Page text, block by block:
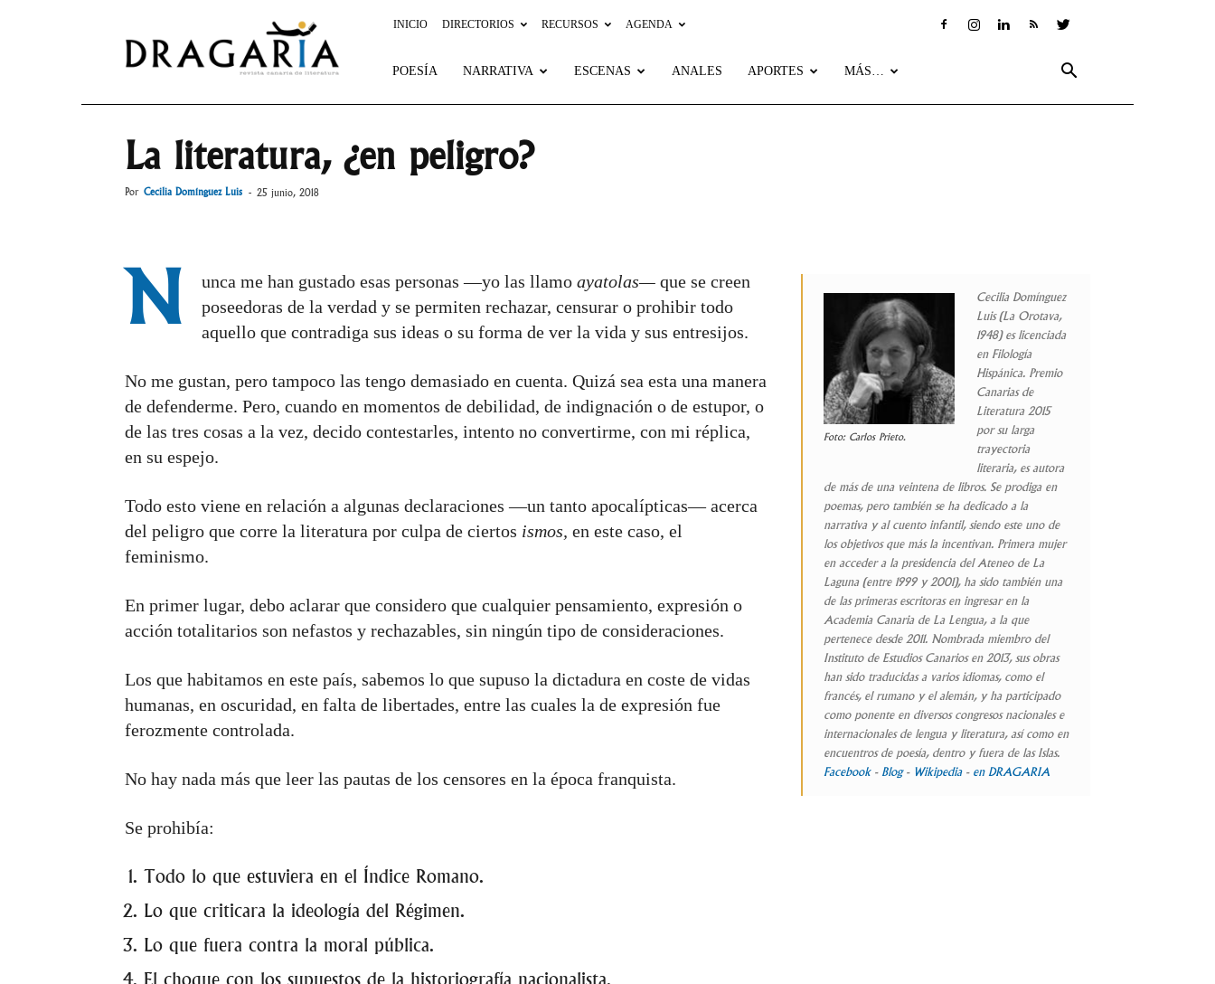
INICIO DIRECTORIOS RECURSOS AGENDA
POESÍA NARRATIVA ESCENAS ANALES APORTES MÁS…
La literatura, ¿en peligro?
Por Cecilia Domínguez Luis - 25 junio, 2018
Foto: Carlos Prieto.
Cecilia Domínguez
Luis (La Orotava,
1948) es licenciada
en Filología
Hispánica. Premio
Canarias de
Literatura 2015
por su larga
trayectoria
literaria, es autora
de más de una veintena de libros. Se prodiga en
poemas, pero también se ha dedicado a la
narrativa y al cuento infantil, siendo este uno de
los objetivos que más la incentivan. Primera mujer
en acceder a la presidencia del Ateneo de La
Laguna (entre 1999 y 2001), ha sido también una
de las primeras escritoras en ingresar en la
Academia Canaria de La Lengua, a la que
pertenece desde 2011. Nombrada miembro del
Instituto de Estudios Canarios en 2013, sus obras
han sido traducidas a varios idiomas, como el
francés, el rumano y el alemán, y ha participado
como ponente en diversos congresos nacionales e
internacionales de lengua y literatura, así como en
encuentros de poesía, dentro y fuera de las Islas.
Facebook- Blog- Wikipedia- en DRAGARIA
N unca me han gustado esas personas —yo las llamo ayatolas— que se creen
poseedoras de la verdad y se permiten rechazar, censurar o prohibir todo
aquello que contradiga sus ideas o su forma de ver la vida y sus entresijos.
No me gustan, pero tampoco las tengo demasiado en cuenta. Quizá sea esta una manera
de defenderme. Pero, cuando en momentos de debilidad, de indignación o de estupor, o
de las tres cosas a la vez, decido contestarles, intento no convertirme, con mi réplica,
en su espejo.
Todo esto viene en relación a algunas declaraciones —un tanto apocalípticas— acerca
del peligro que corre la literatura por culpa de ciertos ismos, en este caso, el
feminismo.
En primer lugar, debo aclarar que considero que cualquier pensamiento, expresión o
acción totalitarios son nefastos y rechazables, sin ningún tipo de consideraciones.
Los que habitamos en este país, sabemos lo que supuso la dictadura en coste de vidas
humanas, en oscuridad, en falta de libertades, entre las cuales la de expresión fue
ferozmente controlada.
No hay nada más que leer las pautas de los censores en la época franquista.
Se prohibía:
Todo lo que estuviera en el Índice Romano.
Lo que criticara la ideología del Régimen.
Lo que fuera contra la moral pública.
El choque con los supuestos de la historiografía nacionalista.